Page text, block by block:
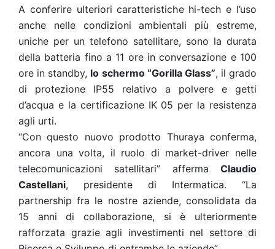
A conferire ulteriori caratteristiche hi-tech e l’uso
anche nelle condizioni ambientali più estreme,
uniche per un telefono satellitare, sono la durata
della batteria fino a 11 ore in conversazione e 100
ore in standby, lo schermo “Gorilla Glass”, il grado
di protezione IP55 relativo a polvere e getti
d’acqua e la certificazione IK 05 per la resistenza
agli urti.
“Con questo nuovo prodotto Thuraya conferma,
ancora una volta, il ruolo di market-driver nelle
telecomunicazioni satellitari” afferma Claudio
Castellani, presidente di Intermatica. “La
partnership fra le nostre aziende, consolidata da
15 anni di collaborazione, si è ulteriormente
rafforzata grazie agli investimenti nel settore di